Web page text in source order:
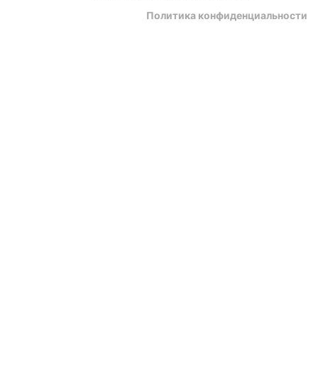
Политика конфиденциальности